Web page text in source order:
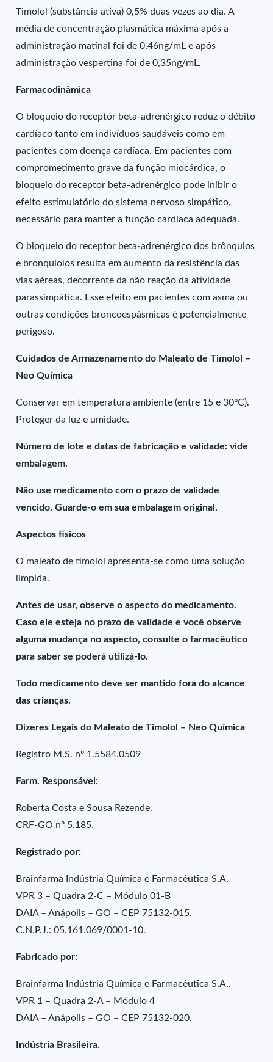
Timolol (substância ativa) 0,5% duas vezes ao dia. A
média de concentração plasmática máxima após a
administração matinal foi de 0,46ng/mL e após
administração vespertina foi de 0,35ng/mL.
Farmacodinâmica
O bloqueio do receptor beta-adrenérgico reduz o débito
cardíaco tanto em indivíduos saudáveis como em
pacientes com doença cardíaca. Em pacientes com
comprometimento grave da função miocárdica, o
bloqueio do receptor beta-adrenérgico pode inibir o
efeito estimulatório do sistema nervoso simpático,
necessário para manter a função cardíaca adequada.
O bloqueio do receptor beta-adrenérgico dos brônquios
e bronquíolos resulta em aumento da resistência das
vias aéreas, decorrente da não reação da atividade
parassimpática. Esse efeito em pacientes com asma ou
outras condições broncoespásmicas é potencialmente
perigoso.
Cuidados de Armazenamento do Maleato de Timolol –
Neo Química
Conservar em temperatura ambiente (entre 15 e 30ºC).
Proteger da luz e umidade.
Número de lote e datas de fabricação e validade: vide
embalagem.
Não use medicamento com o prazo de validade
vencido. Guarde-o em sua embalagem original.
Aspectos físicos
O maleato de timolol apresenta-se como uma solução
límpida.
Antes de usar, observe o aspecto do medicamento.
Caso ele esteja no prazo de validade e você observe
alguma mudança no aspecto, consulte o farmacêutico
para saber se poderá utilizá-lo.
Todo medicamento deve ser mantido fora do alcance
das crianças.
Dizeres Legais do Maleato de Timolol – Neo Química
Registro M.S. nº 1.5584.0509
Farm. Responsável:
Roberta Costa e Sousa Rezende.
CRF-GO nº 5.185.
Registrado por:
Brainfarma Indústria Química e Farmacêutica S.A.
VPR 3 – Quadra 2-C – Módulo 01-B
DAIA – Anápolis – GO – CEP 75132-015.
C.N.P.J.: 05.161.069/0001-10.
Fabricado por:
Brainfarma Indústria Química e Farmacêutica S.A..
VPR 1 – Quadra 2-A – Módulo 4
DAIA – Anápolis – GO – CEP 75132-020.
Indústria Brasileira.